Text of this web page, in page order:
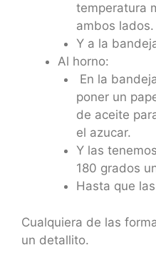
temperatura
ambos lados.
Y a la
Al horno:
En la
poner un
de aceite
el azucar.
Y las
180 grados
Hasta que
Cualquiera de las
un detallito.